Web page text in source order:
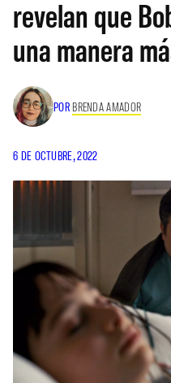
revelan que
una manera
POR BRENDA AMADOR
6 DE OCTUBRE, 2022